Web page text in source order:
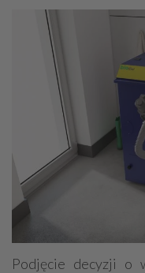
Podjęcie decyzji o